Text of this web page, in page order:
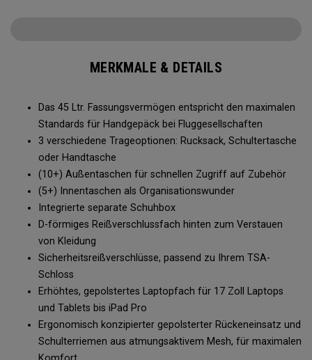
MERKMALE & DETAILS
Das 45 Ltr. Fassungsvermögen entspricht den maximalen
Standards für Handgepäck bei Fluggesellschaften
3 verschiedene Trageoptionen: Rucksack, Schultertasche
oder Handtasche
(10+) Außentaschen für schnellen Zugriff auf Zubehör
(5+) Innentaschen als Organisationswunder
Integrierte separate Schuhbox
D-förmiges Reißverschlussfach hinten zum Verstauen
von Kleidung
Sicherheitsreißverschlüsse, passend zu Ihrem TSA-
Schloss
Erhöhtes, gepolstertes Laptopfach für 17 Zoll Laptops
und Tablets bis iPad Pro
Ergonomisch konzipierter gepolsterter Rückeneinsatz und
Schulterriemen aus atmungsaktivem Mesh, für maximalen